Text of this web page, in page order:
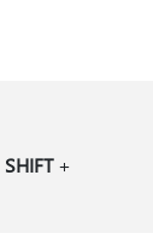
SHIFT+